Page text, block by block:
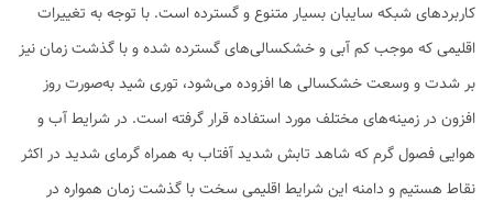
کاربردهای شبکه سایبان بسیار متنوع و گسترده است. با توجه به تغییرات
اقلیمی که موجب کم آبی و خشکسالی‌های گسترده شده و با گذشت زمان نیز
بر شدت و وسعت خشکسالی ها افزوده می‌شود، توری شید به‌صورت روز
افزون در زمینه‌های مختلف مورد استفاده قرار گرفته است. در شرایط آب و
هوایی فصول گرم که شاهد تابش شدید آفتاب به همراه گرمای شدید در اکثر
نقاط هستیم و دامنه این شرایط اقلیمی سخت با گذشت زمان همواره در